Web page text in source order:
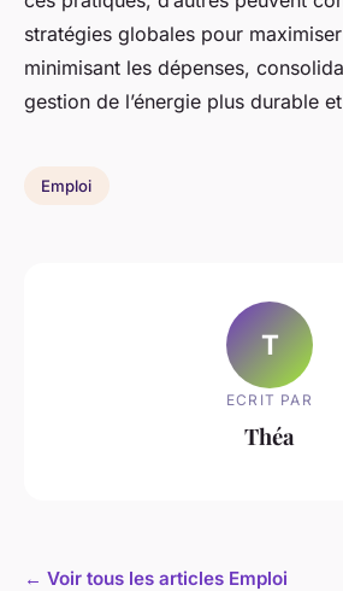
stratégies globales pour
minimisant les dépenses,
gestion de l’énergie plus durable
Emploi
T
ECRIT PAR
Théa
← Voir tous les articles Emploi